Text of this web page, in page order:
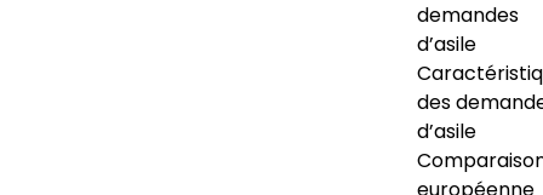
demandes
d’asile
des
d’asile